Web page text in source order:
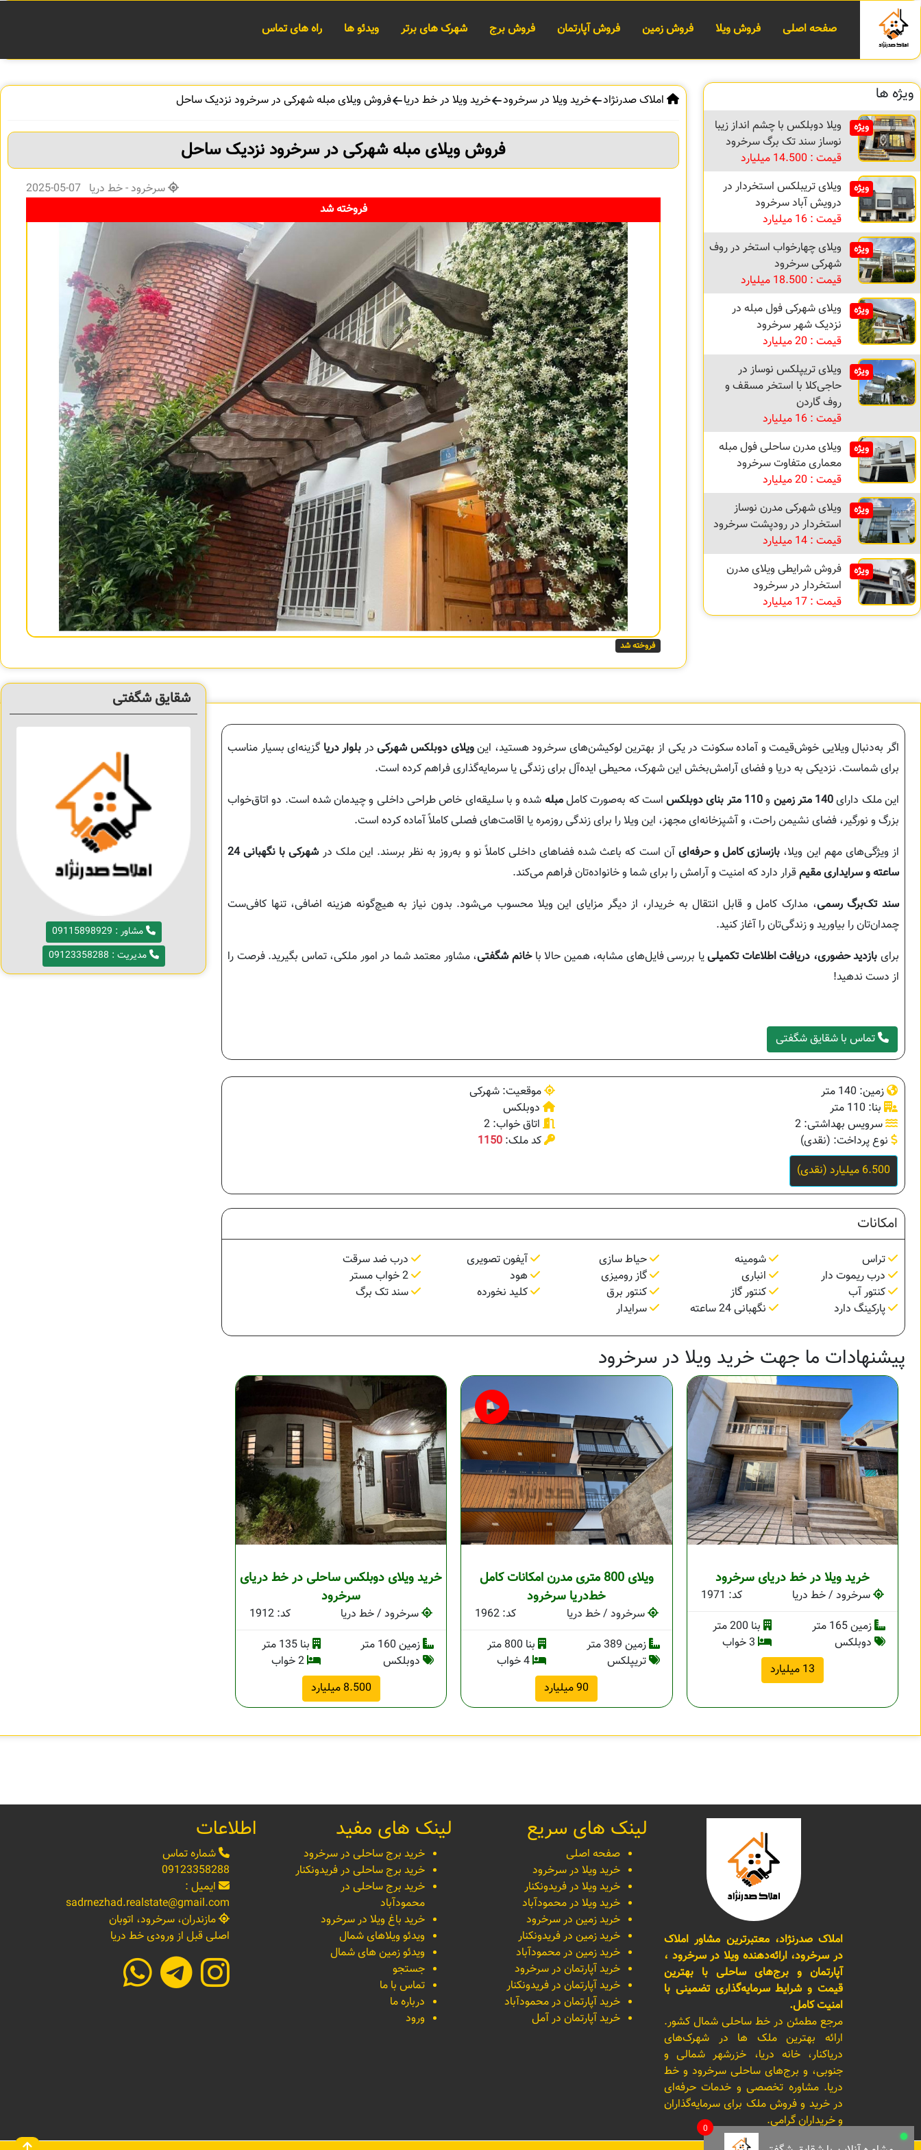
صفحه اصلی فروش ویلا فروش زمین فروش آپارتمان فروش برج شهرک های برتر ویدئو ها راه های تماس
املاک صدرنژاد خرید ویلا در سرخرود خرید ویلا در خط دریا فروش ویلای مبله شهرکی در سرخرود نزدیک ساحل
فروش ویلای مبله شهرکی در سرخرود نزدیک ساحل
سرخرود - خط دریا 07-05-2025
فروخته شد
فروخته شد
ویژه ها
ویژه
ویلا دوبلکس با چشم انداز زیبا
نوساز سند تک برگ سرخرود
قیمت : 14.500 میلیارد
ویژه
ویلای تریبلکس استخردار در
درویش آباد سرخرود
قیمت : 16 میلیارد
ویژه
ویلای چهارخواب استخر در روف
شهرکی سرخرود
قیمت : 18.500 میلیارد
ویژه
ویلای شهرکی فول مبله در
نزدیک شهر سرخرود
قیمت : 20 میلیارد
ویژه
ویلای تریپلکس نوساز در
حاجی‌کلا با استخر مسقف و
روف گاردن
قیمت : 16 میلیارد
ویژه
ویلای مدرن ساحلی فول مبله
معماری متفاوت سرخرود
قیمت : 20 میلیارد
ویژه
ویلای شهرکی مدرن نوساز
استخردار در رودپشت سرخرود
قیمت : 14 میلیارد
ویژه
فروش شرایطی ویلای مدرن
استخردار در سرخرود
قیمت : 17 میلیارد
شقایق شگفتی
مشاور : 09115898929
مدیریت : 09123358288
اگر به‌دنبال ویلا‌یی خوش‌قیمت و آماده سکونت در یکی از بهترین لوکیشن‌های سرخرود هستید، اینویلای دوبلکس شهرکیدر بلوار دریا گزینه‌ای بسیار مناسب
برای شماست. نزدیکی به دریا و فضای آرامش‌بخش این شهرک، محیطی ایده‌آل برای زندگی یا سرمایه‌گذاری فراهم کرده است.
این ملک دارای140 متر زمین و110 متر بنای دوبلکس است که به‌صورت کاملمبله شده و با سلیقه‌ای خاص طراحی داخلی و چیدمان شده است. دو اتاق‌خواب
بزرگ و نورگیر، فضای نشیمن راحت، و آشپزخانه‌ای مجهز، این ویلا را برای زندگی روزمره یا اقامت‌های فصلی کاملاً آماده کرده است.
از ویژگی‌های مهم این ویلا، بازسازی کامل و حرفه‌ای آن است که باعث شده فضاهای داخلی کاملاً نو و به‌روز به نظر برسند. این ملک در
شهرکی با نگهبانی 24
ساعته و سرایداری مقیمقرار دارد که امنیت و آرامش را برای شما و خانواده‌تان فراهم می‌کند.
سند تک‌برگ رسمی، مدارک کامل و قابل انتقال به خریدار، از دیگر مزایای این ویلا محسوب می‌شود. بدون نیاز به هیچ‌گونه هزینه اضافی، تنها کافی‌ست
چمدان‌تان را بیاورید و زندگی‌تان را آغاز کنید.
برای بازدید حضوری، دریافت اطلاعات تکمیلییا بررسی فایل‌های مشابه، همین حالا باخانم شگفتی، مشاور معتمد شما در امور ملکی، تماس بگیرید. فرصت را
از دست ندهید!
تماس با شقایق شگفتی
زمین: 140 متر
موقعیت: شهرکی
بنا: 110 متر
دوبلکس
سرویس بهداشتی: 2
اتاق خواب: 2
نوع پرداخت: (نقدی)
کد ملک: 1150
6.500 میلیارد (نقدی)
امکانات
تراس شومینه حیاط سازی آیفون تصویری
درب ضد سرقت
درب ریموت دار
انباری گاز رومیزی هود
کنتور آب
کنتور گاز کنتور برق کلید نخورده
سند تک برگ
پارکینگ دارد
نگهبانی 24 ساعته سرایدار
پیشنهادات ما جهت خرید ویلا در سرخرود
خرید ویلا در خط دریای سرخرود
سرخرود / خط دریا
کد: 1971
زمین 165 متر
بنا 200 متر
دوبلکس
3 خواب
13 میلیارد
ویلای 800 متری مدرن امکانات کامل
خط‌دریا سرخرود
سرخرود / خط دریا
کد: 1962
زمین 389 متر
بنا 800 متر
تریپلکس
4 خواب
90 میلیارد
خرید ویلای دوبلکس ساحلی در خط دریای
سرخرود
سرخرود / خط دریا
کد: 1912
زمین 160 متر
بنا 135 متر
دوبلکس
2 خواب
8.500 میلیارد
املاک صدرنژاد، معتبرترین مشاور املاک
در سرخرود، ارائه‌دهنده ویلا در سرخرود ،
آپارتمان و برج‌های ساحلی با بهترین
قیمت و شرایط سرمایه‌گذاری تضمینی با
امنیت کامل.
مرجع مطمئن در خط ساحلی شمال کشور.
ارائه بهترین ملک ها در شهرک‌های
دریاکنار، خانه دریا، خزرشهر شمالی و
جنوبی، و برج‌های ساحلی سرخرود و خط
دریا. مشاوره تخصصی و خدمات حرفه‌ای
در خرید و فروش ملک برای سرمایه‌گذاران
و خریداران گرامی.
لینک های سریع
صفحه اصلی
خرید ویلا در سرخرود
خرید ویلا در فریدونکنار
خرید ویلا در محمودآباد
خرید زمین در سرخرود
خرید زمین در فریدونکنار
خرید زمین در محمودآباد
خرید آپارتمان در سرخرود
خرید آپارتمان در فریدونکنار
خرید آپارتمان در محمودآباد
خرید آپارتمان در آمل
لینک های مفید
خرید برج ساحلی در سرخرود
خرید برج ساحلی در فریدونکنار
خرید برج ساحلی در
محمودآباد
خرید باغ ویلا در سرخرود
ویدئو ویلاهای شمال
ویدئو زمین های شمال
جستجو
تماس با ما
درباره ما
ورود
اطلاعات
شماره تماس
09123358288
ایمیل :
sadrnezhad.realstate@gmail.com
مازندران، سرخرود، اتوبان
اصلی قبل از ورودی خط دریا
0